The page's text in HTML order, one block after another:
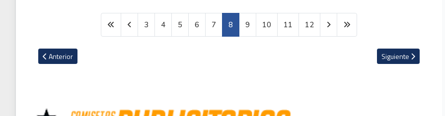
EXPLORER
2013(Slide
Title 01)
EXPLORER
3 4 5 6 7 8 9 10 11 12
Artículo anterior: Un Mercedes de 1955 subastado por 142 millones de dólares se convierte en el auto más caro de la historia
Anterior Artículo siguiente:
Siguiente